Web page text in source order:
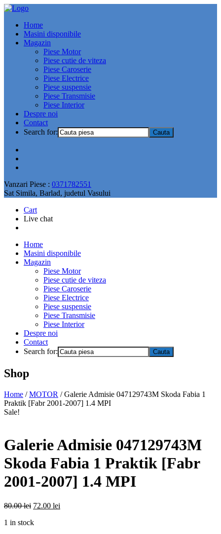
Home
Masini disponibile
Magazin
Piese Motor
Piese cutie de viteza
Piese Caroserie
Piese Electrice
Piese suspensie
Piese Transmisie
Piese Interior
Despre noi
Contact
Search for:
Vanzari Piese : 0371782551
Sat Simila, Barlad, judetul Vasului
Cart
Live chat
Home
Masini disponibile
Magazin
Piese Motor
Piese cutie de viteza
Piese Caroserie
Piese Electrice
Piese suspensie
Piese Transmisie
Piese Interior
Despre noi
Contact
Search for:
Shop
Home /MOTOR / Galerie Admisie 047129743M Skoda Fabia 1
Praktik [Fabr 2001-2007] 1.4 MPI
Sale!
Galerie Admisie 047129743M
Skoda Fabia 1 Praktik [Fabr
2001-2007] 1.4 MPI
80.00lei 72.00 lei
1 in stock